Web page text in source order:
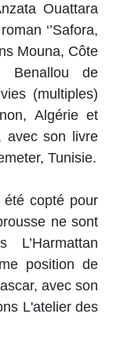
Ouattara
‘’Safora,
Mouna, Côte
Benallou de
(multiples)
Algérie et
avec son livre
Tunisie.
copté pour
ne sont
L’Harmattan
position de
avec son
L'atelier des